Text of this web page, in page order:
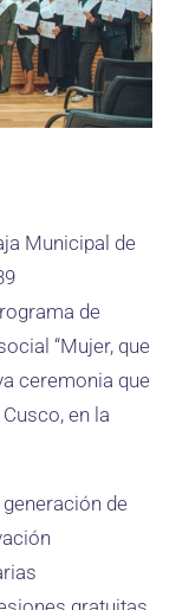
Municipal de
de
“Mujer, que
ceremonia que
en la
de